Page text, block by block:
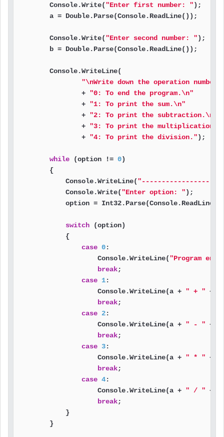
        Console.Write(
"Enter first number: ");
        a = Double.Parse(Console.ReadLine());
        Console.Write(
"Enter second number: ");
        b = Double.Parse(Console.ReadLine());
        Console.WriteLine(
"\nWrite down the operation
                +
"0: To end the program.\n"
                +
"1: To print the sum.\n"
                +
"2: To print the subtraction.\n"
                +
"3: To print the
                +
"4: To print the division.");
while (option != 0)
        {
            Console.WriteLine(
            Console.Write(
"Enter option: ");
option =
switch (option)
            {
case 0:
                    Console.WriteLine(
"Program
break;
case 1:
                    Console.WriteLine(a +
" + " +
break;
case 2:
                    Console.WriteLine(a +
" - " +
break;
case 3:
                    Console.WriteLine(a +
" * " +
break;
case 4:
                    Console.WriteLine(a +
" / " +
break;
            }
        }